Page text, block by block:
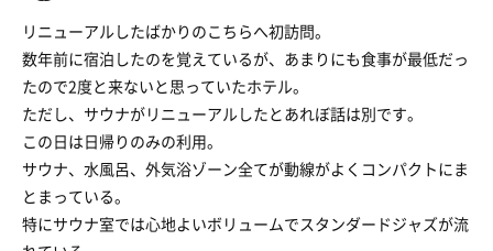
リニューアルしたばかりのこちらへ初訪問。
数年前に宿泊したのを覚えているが、あまりにも食事が最低だっ
たので2度と来ないと思っていたホテル。
ただし、サウナがリニューアルしたとあれぼ話は別です。
この日は日帰りのみの利用。
サウナ、水風呂、外気浴ゾーン全てが動線がよくコンパクトにま
とまっている。
特にサウナ室では心地よいボリュームでスタンダードジャズが流